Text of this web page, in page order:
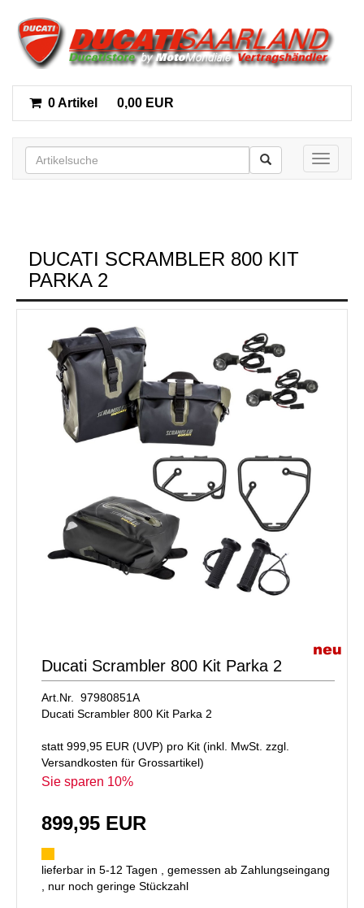
0 Artikel 0,00 EUR
Toggle
DUCATI SCRAMBLER 800 KIT
PARKA 2
Ducati Scrambler 800 Kit Parka 2
Art.Nr. 97980851A
Ducati Scrambler 800 Kit Parka 2
statt 999,95 EUR (UVP) pro Kit (inkl. MwSt. zzgl.
Versandkosten für Grossartikel)
Sie sparen 10%
899,95 EUR
lieferbar in 5-12 Tagen , gemessen ab Zahlungseingang
, nur noch geringe Stückzahl